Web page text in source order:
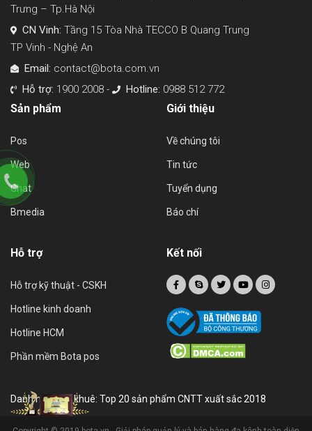
Trưng – Tp.Hà Nội
CN Vinh: Tầng 15 Tòa Nhà TECCO B Quang Trung
TP Vinh - Nghệ An
Email: contact@bota.com.vn
Hỗ trợ: 1900 2008 - Hotline: 0988 512 772
Sản phẩm
Pos
Web
Chat
Bmedia
Giới thiệu
Về chúng tôi
Tin tức
Tuyển dụng
Báo chí
Hỗ trợ
Hỗ trợ kỹ thuật - CSKH
Hotline kinh doanh
Hotline HCM
Phần mềm Bota pos
Kết nối
Danh hiệu sao khuê: Top 20 sản phẩm CNTT xuất sắc 2018